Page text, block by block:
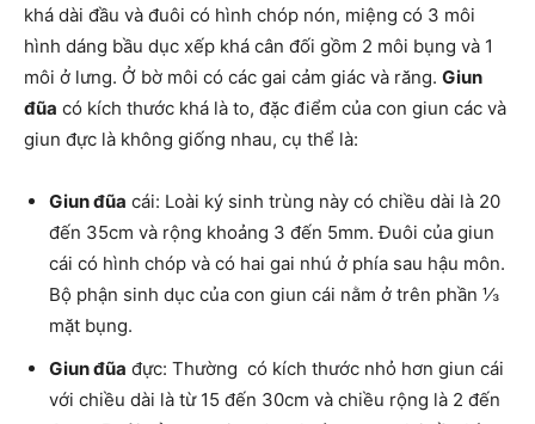
khá dài đầu và đuôi có hình chóp nón, miệng có 3 môi
hình dáng bầu dục xếp khá cân đối gồm 2 môi bụng và 1
môi ở lưng. Ở bờ môi có các gai cảm giác và răng. Giun
đũa có kích thước khá là to, đặc điểm của con giun các và
giun đực là không giống nhau, cụ thể là:
Giun đũa cái: Loài ký sinh trùng này có chiều dài là 20
đến 35cm và rộng khoảng 3 đến 5mm. Đuôi của giun
cái có hình chóp và có hai gai nhú ở phía sau hậu môn.
Bộ phận sinh dục của con giun cái nằm ở trên phần ⅓
mặt bụng.
Giun đũa đực: Thường có kích thước nhỏ hơn giun cái
với chiều dài là từ 15 đến 30cm và chiều rộng là 2 đến